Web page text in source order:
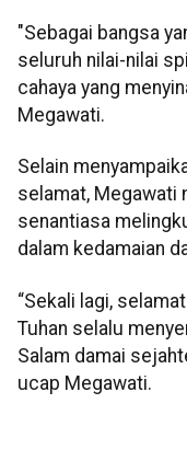
"Sebagai bangsa
seluruh nilai-nilai
cahaya yang
Megawati.
Selain
selamat, Megawati
senantiasa
dalam kedamaian
“Sekali lagi,
Tuhan selalu
Salam damai
ucap Megawati.